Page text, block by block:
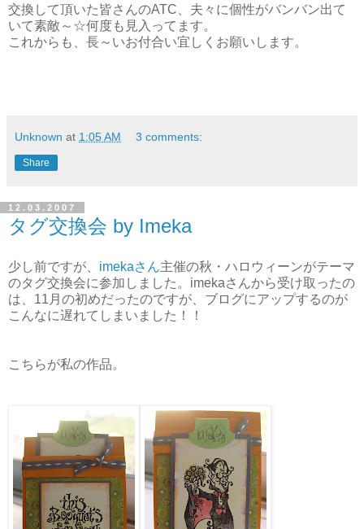
交換して頂いた皆さんのATC、夫々に個性がバンバン出て
いて素敵～☆何度も見入ってます。
これからも、長～いお付合い宜しくお願いします。
Unknown at 1:05 AM 3 comments:
Share
12.03.2007
タグ交換会 by Imeka
少し前ですが、 imekaさん主催の秋・ハロウィーンがテーマ
のタグ交換会に参加しました。imekaさんから受け取ったの
は、11月の初めだったのですが、ブログにアップするのが
こんなに遅れてしまいました！！
こちらが私の作品。